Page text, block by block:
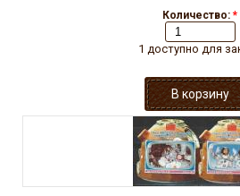
Количество: *
1 доступно для